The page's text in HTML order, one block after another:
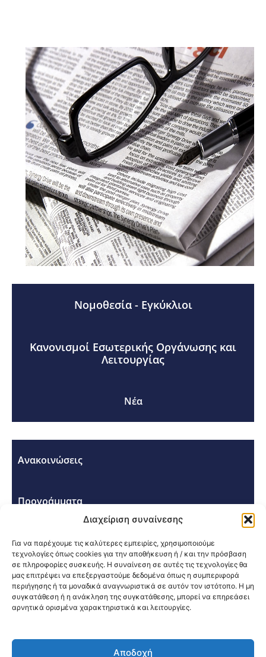
Διαχείριση συναίνεσης
Για να παρέχουμε τις καλύτερες εμπειρίες, χρησιμοποιούμε
τεχνολογίες όπως cookies για την αποθήκευση ή / και την πρόσβαση
σε πληροφορίες συσκευής. Η συναίνεση σε αυτές τις τεχνολογίες θα
μας επιτρέψει να επεξεργαστούμε δεδομένα όπως η συμπεριφορά
περιήγησης ή τα μοναδικά αναγνωριστικά σε αυτόν τον ιστότοπο. Η μη
συγκατάθεση ή η ανάκληση της συγκατάθεσης, μπορεί να επηρεάσει
αρνητικά ορισμένα χαρακτηριστικά και λειτουργίες.
Αποδοχή
Νομοθεσία - Εγκύκλιοι
Κανονισμοί Εσωτερικής Οργάνωσης και
Λειτουργίας
Νέα
Ανακοινώσεις
Προγράμματα
Σεμινάρια - Συνέδρια